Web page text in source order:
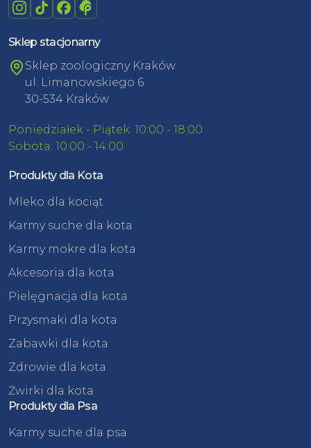
Sklep stacjonarny
Sklep zoologiczny Kraków
ul. Limanowskiego 6
30-534 Kraków
Poniedziałek - Piątek: 10:00 - 18:00
Sobota: 10:00 - 14:00
Produkty dla Kota
Mleko dla kociąt
Karmy suche dla kota
Karmy mokre dla kota
Akcesoria dla kota
Pielęgnacja dla kota
Przysmaki dla kota
Zabawki dla kota
Zdrowie dla kota
Żwirki dla kota
Produkty dla Psa
Karmy suche dla psa